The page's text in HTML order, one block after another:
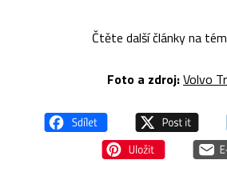
Čtěte další články na
Foto a zdroj:Volvo